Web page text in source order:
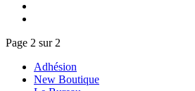
Page 2 sur 2
Adhésion
New Boutique